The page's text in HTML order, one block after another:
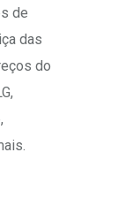
de
das
do